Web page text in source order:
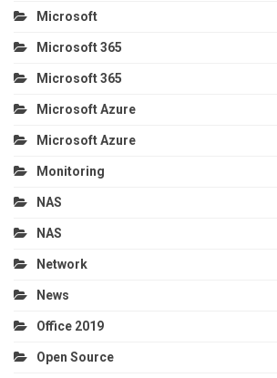
Microsoft
Microsoft 365
Microsoft 365
Microsoft Azure
Microsoft Azure
Monitoring
NAS
NAS
Network
News
Office 2019
Open Source